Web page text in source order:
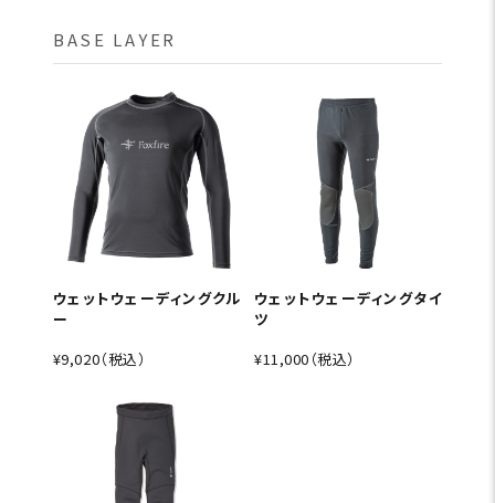
BASE LAYER
ウェットウェーディングクル
ー
¥9,020（税込）
ウェットウェーディングタイ
ツ
¥11,000（税込）